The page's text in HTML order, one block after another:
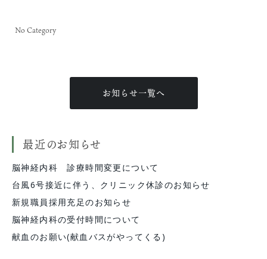
No Category
お知らせ一覧へ
最近のお知らせ
脳神経内科 診療時間変更について
台風6号接近に伴う、クリニック休診のお知らせ
新規職員採用充足のお知らせ
脳神経内科の受付時間について
献血のお願い(献血バスがやってくる)